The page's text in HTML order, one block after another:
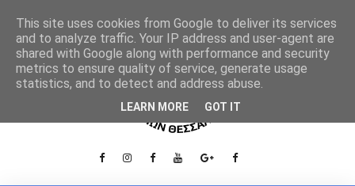
This site uses cookies from Google to deliver its services
and to analyze traffic. Your IP address and user-agent are
shared with Google along with performance and security
metrics to ensure quality of service, generate usage
statistics, and to detect and address abuse.
LEARN MORE GOT IT